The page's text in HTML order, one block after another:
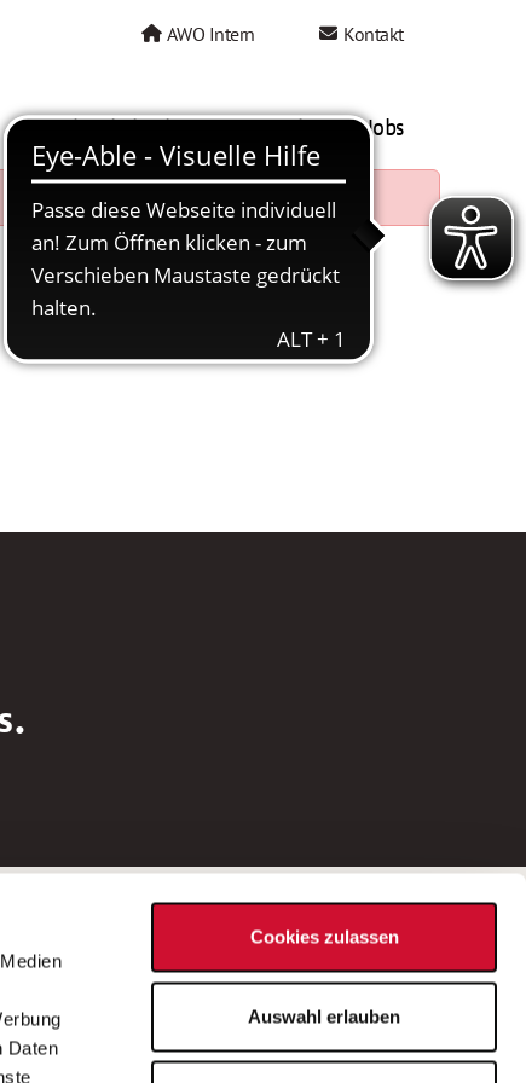
Daten
Cookies zulassen
Auswahl erlauben
AWO Intern Kontakt
AWO als Arbeitgeber Mein AWO Jobs
Bei Fragen zu einer Stellenausschreibung
wenden Sie sich bitte an die*den in der
Stellenausschreibung genannte*n